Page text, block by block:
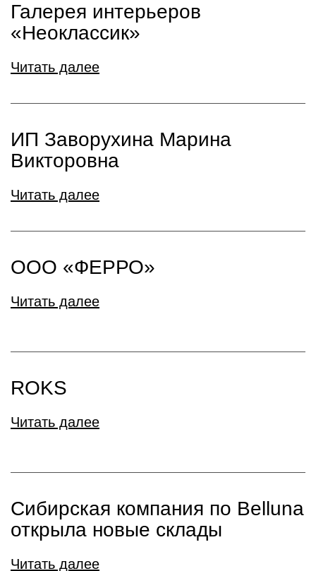
Галерея интерьеров
«Неоклассик»
Читать далее
ИП Заворухина Марина
Викторовна
Читать далее
ООО «ФЕРРО»
Читать далее
ROKS
Читать далее
Сибирская компания по Belluna
открыла новые склады
Читать далее